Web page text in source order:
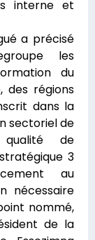
interne et
a précisé
les
du
des régions
dans la
sectoriel de
de
3
au
nécessaire
nommé,
de la